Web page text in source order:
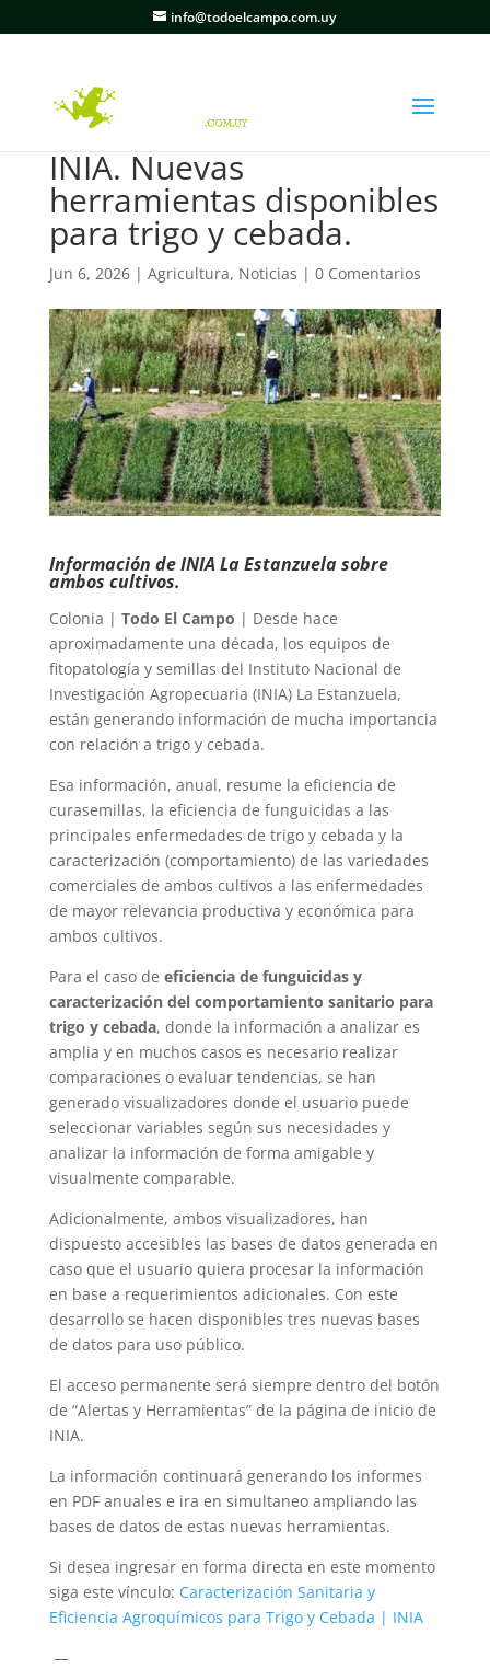
info@todoelcampo.com.uy
INIA. Nuevas
herramientas disponibles
para trigo y cebada.
Jun 6, 2026| Agricultura, Noticias | 0 Comentarios
Información de INIA La Estanzuela sobre
ambos cultivos.
Colonia | Todo El Campo | Desde hace
aproximadamente una década, los equipos de
fitopatología y semillas del Instituto Nacional de
Investigación Agropecuaria (INIA) La Estanzuela,
están generando información de mucha importancia
con relación a trigo y cebada.
Esa información, anual, resume la eficiencia de
curasemillas, la eficiencia de funguicidas a las
principales enfermedades de trigo y cebada y la
caracterización (comportamiento) de las variedades
comerciales de ambos cultivos a las enfermedades
de mayor relevancia productiva y económica para
ambos cultivos.
Para el caso de eficiencia de funguicidas y
caracterización del comportamiento sanitario para
trigo y cebada, donde la información a analizar es
amplia y en muchos casos es necesario realizar
comparaciones o evaluar tendencias, se han
generado visualizadores donde el usuario puede
seleccionar variables según sus necesidades y
analizar la información de forma amigable y
visualmente comparable.
Adicionalmente, ambos visualizadores, han
dispuesto accesibles las bases de datos generada en
caso que el usuario quiera procesar la información
en base a requerimientos adicionales. Con este
desarrollo se hacen disponibles tres nuevas bases
de datos para uso público.
El acceso permanente será siempre dentro del botón
de “Alertas y Herramientas” de la página de inicio de
INIA.
La información continuará generando los informes
en PDF anuales e ira en simultaneo ampliando las
bases de datos de estas nuevas herramientas.
Si desea ingresar en forma directa en este momento
siga este vínculo: Caracterización Sanitaria y
Eficiencia Agroquímicos para Trigo y Cebada | INIA
—